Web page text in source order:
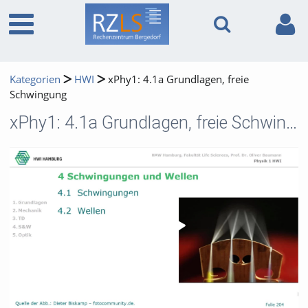
Kategorien HWI
xPhy1: 4.1a Grundlagen, freie
Schwingung
xPhy1: 4.1a Grundlagen, freie Schwingung